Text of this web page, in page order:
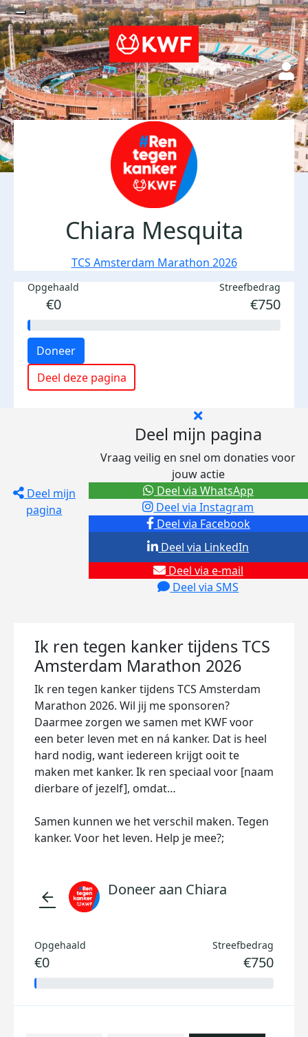
Chiara Mesquita
TCS Amsterdam Marathon 2026
Opgehaald
€0
Streefbedrag
€750
Doneer
Deel deze pagina
Deel mijn
pagina
Deel mijn pagina
Vraag veilig en snel om donaties voor
jouw actie
Deel via Facebook
Deel via Instagram
Deel via e-mail
Deel via SMS
Deel via LinkedIn
Deel via WhatsApp
Ik ren tegen kanker tijdens TCS
Amsterdam Marathon 2026
Ik ren tegen kanker tijdens TCS Amsterdam
Marathon 2026. Wil jij me sponsoren?
Daarmee zorgen we samen met KWF voor
een beter leven met en ná kanker. Dat is heel
hard nodig, want iedereen krijgt ooit te
maken met kanker. Ik ren speciaal voor [naam
dierbare of jezelf], omdat…
Samen kunnen we het verschil maken. Tegen
kanker. Voor het leven. Help je mee?;
arrow_back Doneer aan Chiara
Opgehaald
€0
Streefbedrag
€750